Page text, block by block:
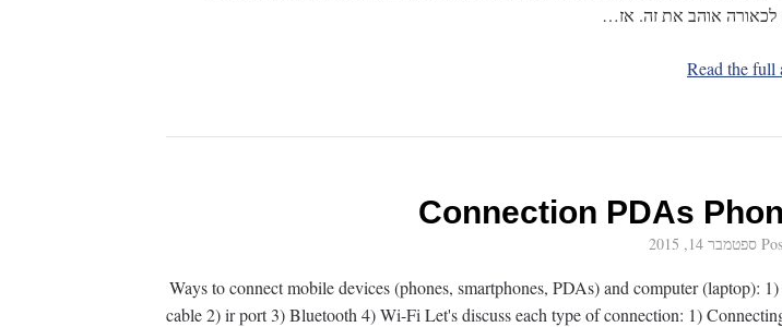
לכאורה אוהב את זה. אז…
Read the full
Connection PDAs
ספטמבר 14, 2015
Ways to connect mobile devices (phones, smartphones, PDAs) and computer (laptop):
cable 2) ir port 3) Bluetooth 4) Wi-Fi Let's discuss each type of connection: 1)